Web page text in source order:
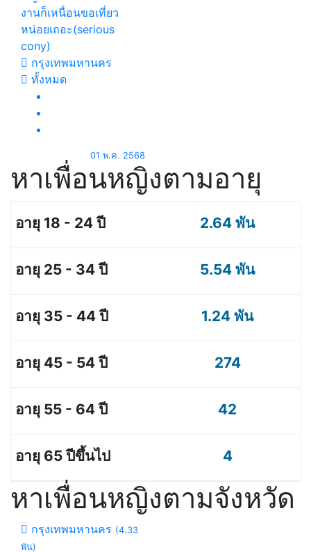
งานก็เหนื่อนขอเที่ยว
หน่อยเถอะ(serious
cony)
กรุงเทพมหานคร
ทั้งหมด
01 พ.ค. 2568
หาเพื่อนหญิงตามอายุ
2.64 พัน
5.54 พัน
1.24 พัน
274
42
4
หาเพื่อนหญิงตามจังหวัด
กรุงเทพมหานคร (4.33
พัน)